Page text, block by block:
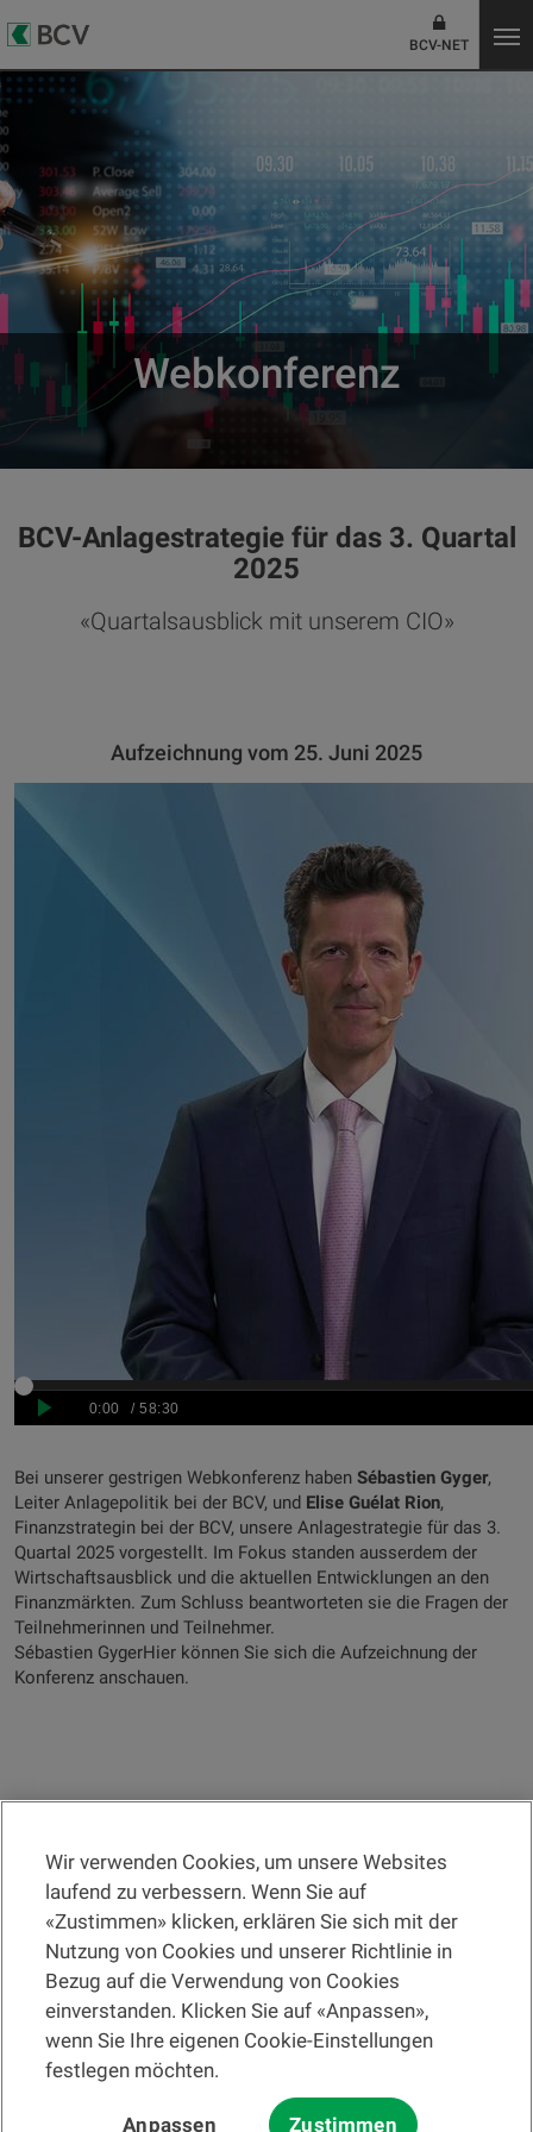
BCV-NET
Webkonferenz
BCV-Anlagestrategie für das 3. Quartal
2025
«Quartalsausblick mit unserem CIO»
Aufzeichnung vom 25. Juni 2025
Bei unserer gestrigen Webkonferenz haben Sébastien Gyger,
Leiter Anlagepolitik bei der BCV, und Elise Guélat Rion,
Finanzstrategin bei der BCV, unsere Anlagestrategie für das 3.
Quartal 2025 vorgestellt. Im Fokus standen ausserdem der
Wirtschaftsausblick und die aktuellen Entwicklungen an den
Finanzmärkten. Zum Schluss beantworteten sie die Fragen der
Teilnehmerinnen und Teilnehmer.
Sébastien GygerHier können Sie sich die Aufzeichnung der
Konferenz anschauen.
RECHTSINFORMATION
Eine Filiale suchen
Hilfe und Kontakt
Bitte lesen Sie zuerst die Nutzungsbedingungen der Website
Wir verwenden Cookies, um unsere Websites
laufend zu verbessern. Wenn Sie auf
«Zustimmen» klicken, erklären Sie sich mit der
Nutzung von Cookies und unserer Richtlinie in
Bezug auf die Verwendung von Cookies
einverstanden. Klicken Sie auf «Anpassen»,
wenn Sie Ihre eigenen Cookie-Einstellungen
festlegen möchten.
Anpassen Zustimmen